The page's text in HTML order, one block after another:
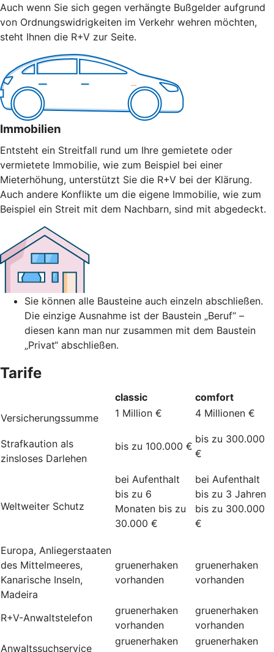
Auch wenn Sie sich gegen verhängte Bußgelder aufgrund
von Ordnungswidrigkeiten im Verkehr wehren möchten,
steht Ihnen die R+V zur Seite.
Immobilien
Entsteht ein Streitfall rund um Ihre gemietete oder
vermietete Immobilie, wie zum Beispiel bei einer
Mieterhöhung, unterstützt Sie die R+V bei der Klärung.
Auch andere Konflikte um die eigene Immobilie, wie zum
Beispiel ein Streit mit dem Nachbarn, sind mit abgedeckt.
Sie können alle Bausteine auch einzeln abschließen.
Die einzige Ausnahme ist der Baustein „Beruf“ –
diesen kann man nur zusammen mit dem Baustein
„Privat“ abschließen.
Tarife
classic
comfort
Versicherungssumme
1 Million € 4 Millionen €
Strafkaution als
zinsloses Darlehen
bis zu 100.000 €
bis zu 300.000
€
Weltweiter Schutz
bei Aufenthalt
bis zu 6
Monaten bis zu
30.000 €
bei Aufenthalt
bis zu 3 Jahren
bis zu 300.000
€
Europa, Anliegerstaaten
des Mittelmeeres,
Kanarische Inseln,
Madeira
gruenerhaken
vorhanden
gruenerhaken
vorhanden
R+V-Anwaltstelefon
gruenerhaken
vorhanden
gruenerhaken
vorhanden
Anwaltssuchservice
gruenerhaken
gruenerhaken